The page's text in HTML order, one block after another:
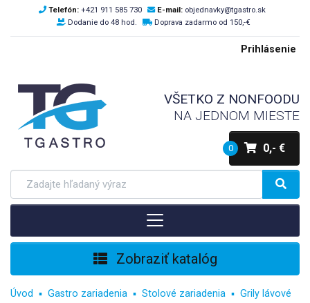
Telefón: +421 911 585 730 E-mail: objednavky@tgastro.sk
Dodanie do 48 hod.
Doprava zadarmo od 150,-€
Prihlásenie
VŠETKO Z NONFOODU
NA JEDNOM MIESTE
0 0,- €
Zobraziť katalóg
Úvod Gastro zariadenia Stolové zariadenia Grily lávové